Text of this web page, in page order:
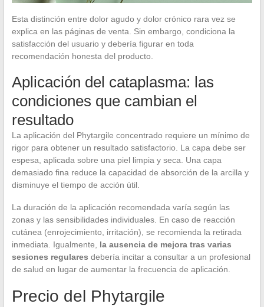
Esta distinción entre dolor agudo y dolor crónico rara vez se
explica en las páginas de venta. Sin embargo, condiciona la
satisfacción del usuario y debería figurar en toda
recomendación honesta del producto.
Aplicación del cataplasma: las
condiciones que cambian el
resultado
La aplicación del Phytargile concentrado requiere un mínimo de
rigor para obtener un resultado satisfactorio. La capa debe ser
espesa, aplicada sobre una piel limpia y seca. Una capa
demasiado fina reduce la capacidad de absorción de la arcilla y
disminuye el tiempo de acción útil.
La duración de la aplicación recomendada varía según las
zonas y las sensibilidades individuales. En caso de reacción
cutánea (enrojecimiento, irritación), se recomienda la retirada
inmediata. Igualmente, la ausencia de mejora tras varias
sesiones regulares debería incitar a consultar a un profesional
de salud en lugar de aumentar la frecuencia de aplicación.
Precio del Phytargile